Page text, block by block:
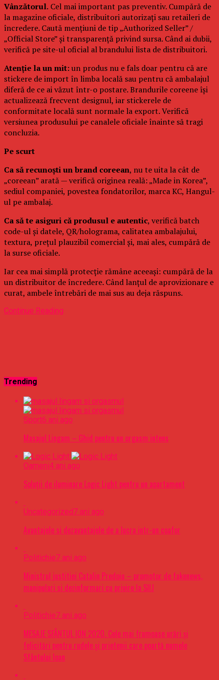
Vânzătorul. Cel mai important pas preventiv. Cumpără de
la magazine oficiale, distribuitori autorizați sau retaileri de
încredere. Caută mențiuni de tip „Authorized Seller” /
„Official Store” și transparență privind sursa. Când ai dubii,
verifică pe site-ul oficial al brandului lista de distribuitori.
Atenție la un mit:un produs nu e fals doar pentru că are
stickere de import în limba locală sau pentru că ambalajul
diferă de ce ai văzut într-o postare. Brandurile coreene își
actualizează frecvent designul, iar stickerele de
conformitate locală sunt normale la export. Verifică
versiunea produsului pe canalele oficiale înainte să tragi
concluzia.
Pe scurt
Ca să recunoști un brand coreean, nu te uita la cât de
„coreean” arată — verifică originea reală: „Made in Korea”,
sediul companiei, povestea fondatorilor, marca KC, Hangul-
ul pe ambalaj.
Ca să te asiguri că produsul e autentic, verifică batch
code-ul și datele, QR/holograma, calitatea ambalajului,
textura, prețul plauzibil comercial și, mai ales, cumpără de
la surse oficiale.
Iar cea mai simplă protecție rămâne aceeași: cumpără de la
un distribuitor de încredere. Când lanțul de aprovizionare e
curat, ambele întrebări de mai sus au deja răspuns.
Continue Reading
Trending
Sport6 ani ago
Masajul Lingam – Ghid pentru un orgasm intens
Oameni4 ani ago
Soluții de iluminare Logic Light pentru un apartament
Uncategorized7 ani ago
Avantajele si dezavantajele de a lucra intr-un coafor
Politichie7 ani ago
Ministrul justitiei Catalin Predoiu – promotor de fakenews,
manipulari si dezinformari cu privire la SIIJ
Politichie7 ani ago
MESAJE SFÂNTUL ION 2020. Cele mai frumoase urări şi
felicitări pentru rudele şi prietenii care poartă numele
Sfântului Ioan